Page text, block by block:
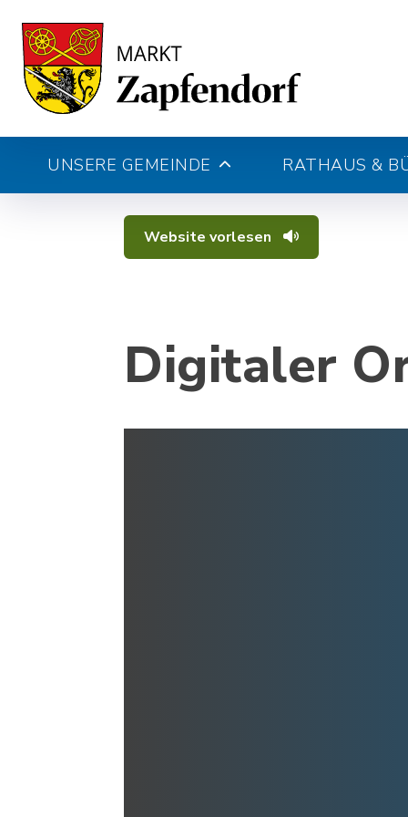
UNSERE GEMEINDE RATHAUS &
Website vorlesen
Digitaler